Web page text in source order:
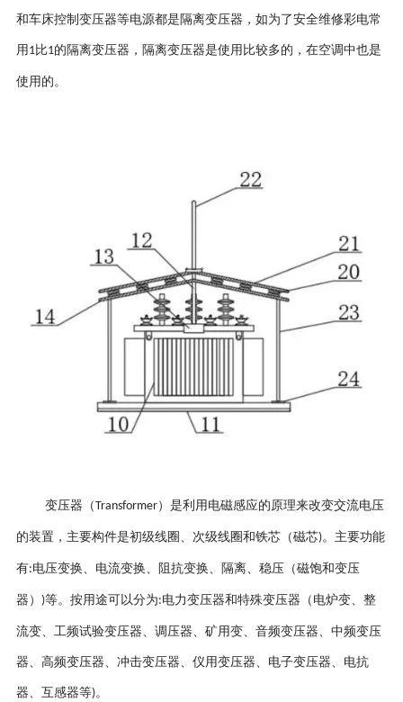
和车床控制变压器等电源都是隔离变压器，如为了安全维修彩电常
用 1比1的隔离变压器，隔离变压器是使用比较多的，在空调中也是
使用的。
变压器（Transformer）是利用电磁感应的原理来改变交流电压
的装置，主要构件是初级线圈、次级线圈和铁芯（磁芯)。主要功能
有:电压变换、电流变换、阻抗变换、隔离、稳压（磁饱和变压
器） )等。按用途可以分为:电力变压器和特殊变压器（电炉变、整
流变、工频试验变压器、调压器、矿用变、音频变压器、中频变压
器、高频变压器、冲击变压器、仪用变压器、电子变压器、电抗
器、互感器等)。